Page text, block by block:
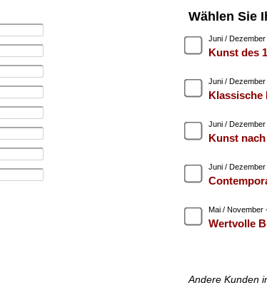
Wählen Sie
Juni /
Kunst des
Juni /
Klassische
Juni /
Kunst nach
Juni /
Mai / November
Wertvolle
Andere Kunden